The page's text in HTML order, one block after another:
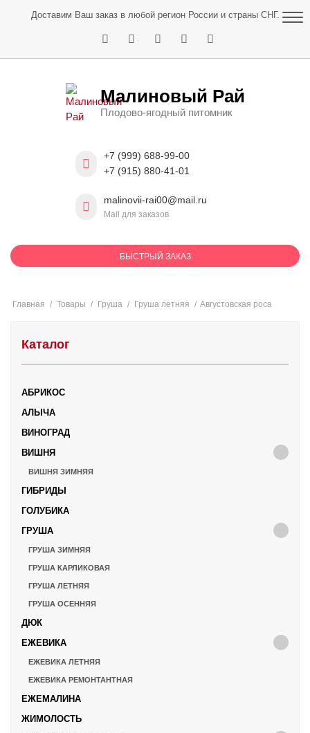
Доставим Ваш заказ в любой регион России и страны СНГ.
Малиновый Рай
Плодово-ягодный питомник
+7 (999) 688-99-00
+7 (915) 880-41-01
malinovii-rai00@mail.ru
Mail для заказов
БЫСТРЫЙ ЗАКАЗ
Главная / Товары / Груша / Груша летняя / Августовская роса
Каталог
АБРИКОС
АЛЫЧА
ВИНОГРАД
ВИШНЯ
ВИШНЯ ЗИМНЯЯ
ГИБРИДЫ
ГОЛУБИКА
ГРУША
ГРУША ЗИМНЯЯ
ГРУША КАРЛИКОВАЯ
ГРУША ЛЕТНЯЯ
ГРУША ОСЕННЯЯ
ДЮК
ЕЖЕВИКА
ЕЖЕВИКА ЛЕТНЯЯ
ЕЖЕВИКА РЕМОНТАНТНАЯ
ЕЖЕМАЛИНА
ЖИМОЛОСТЬ